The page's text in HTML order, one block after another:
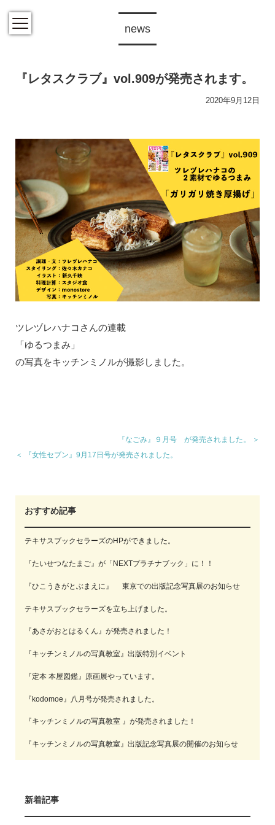
news
『レタスクラブ』vol.909が発売されます。
2020年9月12日
ツレヅレハナコさんの連載
「ゆるつまみ」
の写真をキッチンミノルが撮影しました。
『なごみ』９月号 が発売されました。 ＞
＜ 『女性セブン』9月17日号が発売されました。
おすすめ記事
テキサスブックセラーズのHPができました。
『たいせつなたまご』が「NEXTプラチナブック」に！！
『ひこうきがとぶまえに』 東京での出版記念写真展のお知らせ
テキサスブックセラーズを立ち上げました。
『あさがおとはるくん』が発売されました！
『キッチンミノルの写真教室』出版特別イベント
『定本 本屋図鑑』原画展やっています。
『kodomoe』八月号が発売されました。
『キッチンミノルの写真教室 』が発売されました！
『キッチンミノルの写真教室』出版記念写真展の開催のお知らせ
新着記事